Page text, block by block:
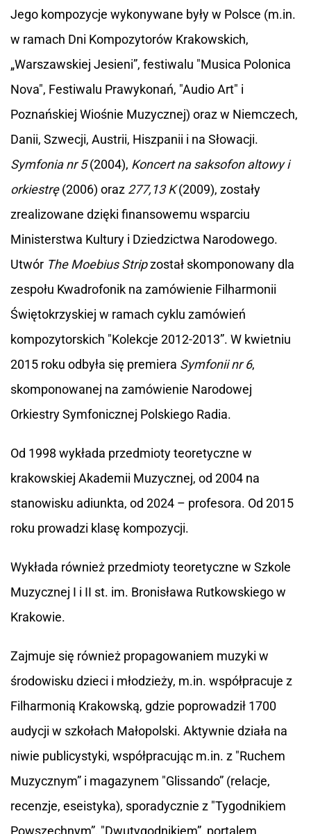
Jego kompozycje wykonywane były w Polsce (m.in.
w ramach Dni Kompozytorów Krakowskich,
„Warszawskiej Jesieni”, festiwalu "Musica Polonica
Nova", Festiwalu Prawykonań, "Audio Art" i
Poznańskiej Wiośnie Muzycznej) oraz w Niemczech,
Danii, Szwecji, Austrii, Hiszpanii i na Słowacji.
Symfonia nr 5(2004), Koncert na saksofon altowy i
orkiestrę(2006) oraz 277,13 K(2009), zostały
zrealizowane dzięki finansowemu wsparciu
Ministerstwa Kultury i Dziedzictwa Narodowego.
Utwór The Moebius Stripzostał skomponowany dla
zespołu Kwadrofonik na zamówienie Filharmonii
Świętokrzyskiej w ramach cyklu zamówień
kompozytorskich "Kolekcje 2012-2013”. W kwietniu
2015 roku odbyła się premiera Symfonii nr 6,
skomponowanej na zamówienie Narodowej
Orkiestry Symfonicznej Polskiego Radia.
Od 1998 wykłada przedmioty teoretyczne w
krakowskiej Akademii Muzycznej, od 2004 na
stanowisku adiunkta, od 2024 – profesora. Od 2015
roku prowadzi klasę kompozycji.
Wykłada również przedmioty teoretyczne w Szkole
Muzycznej I i II st. im. Bronisława Rutkowskiego w
Krakowie.
Zajmuje się również propagowaniem muzyki w
środowisku dzieci i młodzieży, m.in. współpracuje z
Filharmonią Krakowską, gdzie poprowadził 1700
audycji w szkołach Małopolski. Aktywnie działa na
niwie publicystyki, współpracując m.in. z "Ruchem
Muzycznym” i magazynem "Glissando” (relacje,
recenzje, eseistyka), sporadycznie z "Tygodnikiem
Powszechnym”, "Dwutygodnikiem”, portalem